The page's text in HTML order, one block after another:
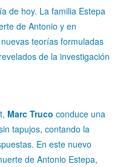
de hoy. La familia Estepa
de Antonio y en
teorías formuladas
de la investigación
Marc Truco conduce una
tapujos, contando la
En este nuevo
de Antonio Estepa,